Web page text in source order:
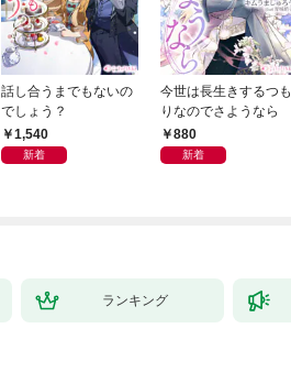
話し合うまでもないの
でしょう？
1,540
新着
今世は長生きするつも
りなのでさようなら
880
新着
ランキング